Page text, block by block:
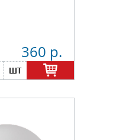
360 р.
шт